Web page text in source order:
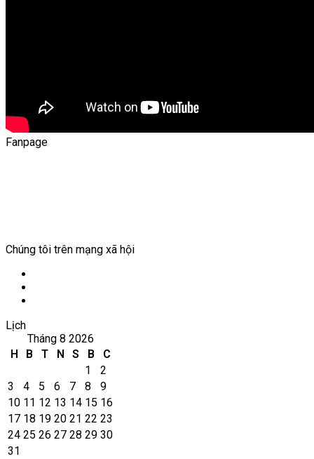
Fanpage
Chúng tôi trên mạng xã hội
Lịch
Tháng 8 2026
H
B T N S B
C
1
2
3
4 5 6 7 8
9
10 11 12 13 14 15 16
17 18 19 20 21 22 23
24 25 26 27 28 29 30
31